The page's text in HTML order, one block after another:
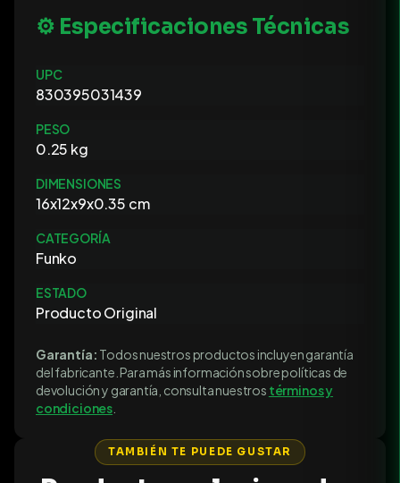
⚙️ Especificaciones Técnicas
UPC
830395031439
PESO
0.25 kg
DIMENSIONES
16x12x9x0.35 cm
CATEGORÍA
Funko
ESTADO
Producto Original
Garantía: Todos nuestros productos incluyen garantía
del fabricante. Para más información sobre políticas de
devolución y garantía, consulta nuestros términos y
condiciones
TAMBIÉN TE PUEDE GUSTAR